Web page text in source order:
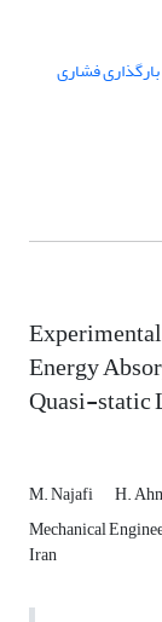
بارگذاری فشاری
Energy
Quasi-static
M. Najafi H.
Mechanical
Iran